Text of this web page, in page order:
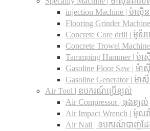
injection Machine | ម៉ាស៊ីន
Flooring Grinder
Concrete Core drill | ម៉ូទ័រ
Concrete Trowel
Tammping Hammer | ម៉ា
Gasoline Floor Saw | ម៉ា
Gasoline Generator | ម៉ាស៊ី
Air Tool | ឧបករណ៍ប្រើខ្យល់
Air Compressor | ធុងខ្យល់
Air Impact Wrench | ម៉ូល
Air Nail | ឧបករណ៍បាញ់ដ